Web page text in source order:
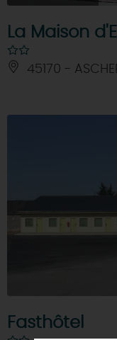
La Maison
45170 -
Fasthôtel